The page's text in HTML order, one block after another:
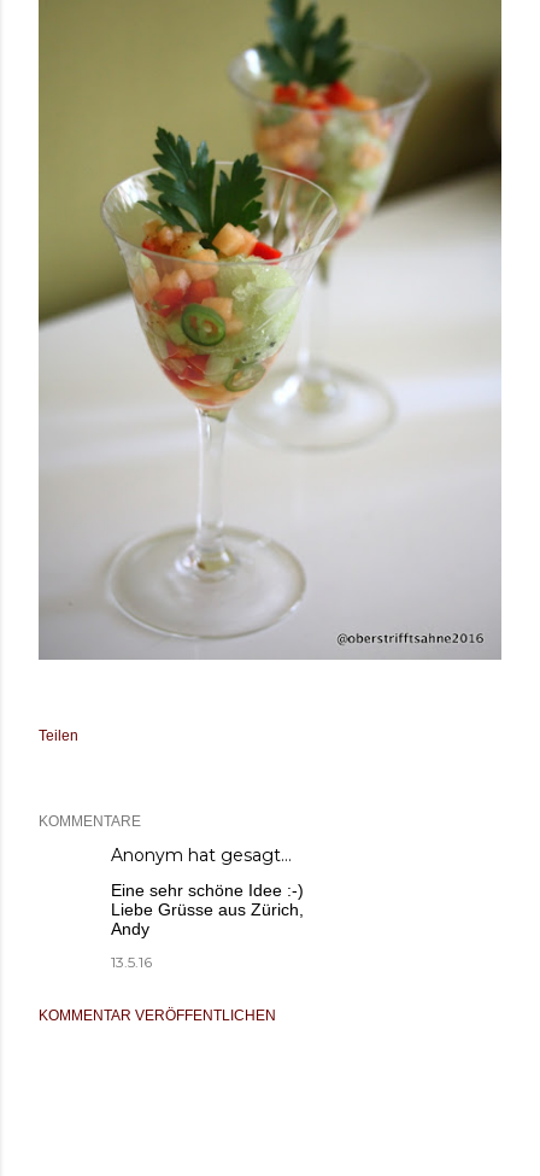
Teilen
KOMMENTARE
Anonym hat gesagt…
Eine sehr schöne Idee :-)
Liebe Grüsse aus Zürich,
Andy
13.5.16
KOMMENTAR VERÖFFENTLICHEN